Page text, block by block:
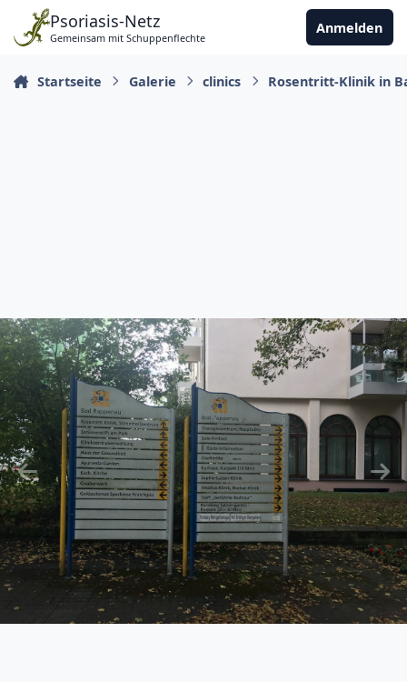
Zu Inhalt springen
Psoriasis-Netz
Gemeinsam mit Schuppenflechte
Anmelden
Startseite Galerie clinics Rosentritt-Klinik in